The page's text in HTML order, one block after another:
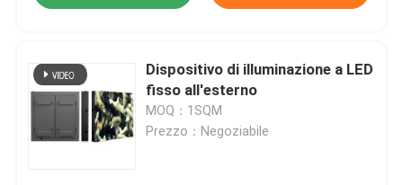
Dispositivo di illuminazione a LED
fisso all'esterno
MOQ：1SQM
Prezzo：Negoziabile